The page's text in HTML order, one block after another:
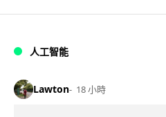
人工智能
Lawton 18 小時